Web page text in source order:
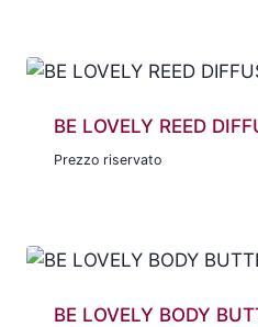
BE LOVELY REED
Prezzo riservato
BE LOVELY BODY